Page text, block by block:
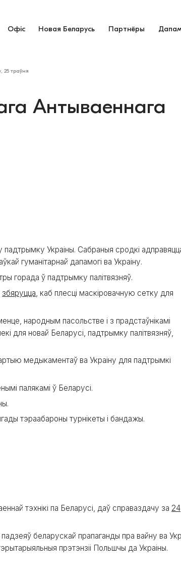
Офіс Новая Беларусь Партнёры
25 траўня
Антываеннага
Украіны. Сабраныя сродкі
гуманітарнай дапамогі ва Украіну.
горада ў падтрымку палітвязняў.
збяруцца, каб плесці маскіровачную сетку для
народным пасольстве і з прадстаўнікамі
для новай Беларусі, падтрымку палітвязняў,
медыкаментаў ва Украіну для падтрымкі
палякамі ў Беларусі.
тэраабароны турнікеты і бандажы.
тэхнікі па Беларусі, даў справаздачу за 24
беларускай прапаганды пра вайну ва
прэтэнзіі Польшчы да Украіны.